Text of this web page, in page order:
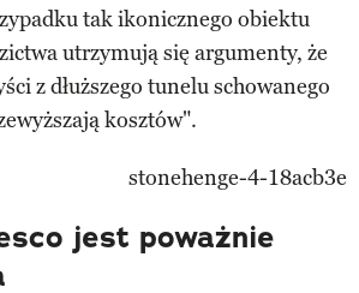
tak ikonicznego obiektu
utrzymują się argumenty, że
z dłuższego tunelu schowanego
kosztów".
jest poważnie